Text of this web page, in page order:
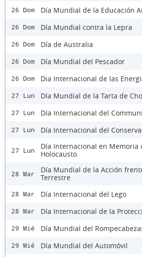
26 Dom Día Mundial de la Educación
26 Dom Día Mundial contra la Lepra
26 Dom Día de Australia
26 Dom Día Mundial del Pescador
26 Dom Dia Internacional de las
27 Lun Día Mundial de la Tarta de
27 Lun Día Internacional del
27 Lun Día Internacional del
27 Lun
Día Internacional en Memoria
Holocausto
28 Mar
Día Mundial de la Acción
Terrestre
28 Mar Día Internacional del Lego
28 Mar Día Internacional de la
29 Mié Día Mundial del
29 Mié Día Mundial del Automóvil